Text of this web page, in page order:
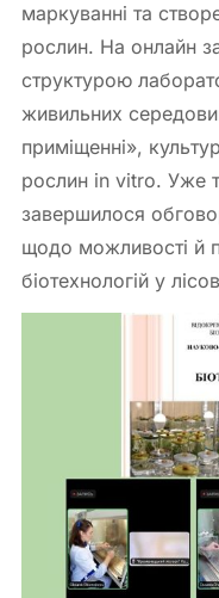
маркуванні та
рослин. На онлайн
структурою
живильних
приміщенні»,
рослин in vitro. Уже
завершилося
щодо можливості й
біотехнологій у